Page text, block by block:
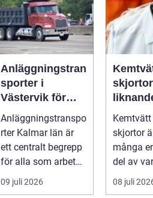
Anläggningstran
sporter i
Västervik för
effektiva
byggprojekt
Anläggningstranspo
rter Kalmar län är
ett centralt begrepp
för alla som arbetar
m...
09 juli 2026
Så
skjortor
många
del av
men ...
08 juli